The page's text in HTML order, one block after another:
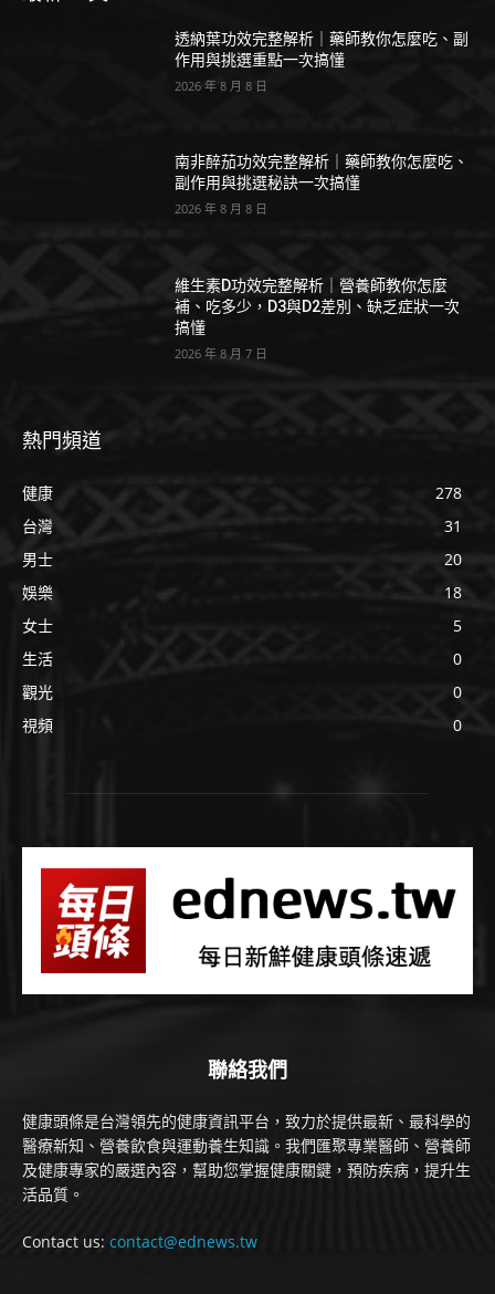
透納葉功效完整解析｜藥師教你怎麼吃、副
作用與挑選重點一次搞懂
2026 年 8 月 8 日
南非醉茄功效完整解析｜藥師教你怎麼吃、
副作用與挑選秘訣一次搞懂
2026 年 8 月 8 日
維生素D功效完整解析｜營養師教你怎麼
補、吃多少，D3與D2差別、缺乏症狀一次
搞懂
2026 年 8 月 7 日
熱門頻道
健康
278
台灣
31
男士
20
娛樂
18
女士
5
生活
0
觀光
0
視頻
0
聯絡我們
健康頭條是台灣領先的健康資訊平台，致力於提供最新、最科學的
醫療新知、營養飲食與運動養生知識。我們匯聚專業醫師、營養師
及健康專家的嚴選內容，幫助您掌握健康關鍵，預防疾病，提升生
活品質。
Contact us: contact@ednews.tw